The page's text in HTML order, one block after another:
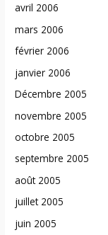
avril 2006
mars 2006
février 2006
janvier 2006
Décembre 2005
novembre 2005
octobre 2005
septembre 2005
août 2005
juillet 2005
juin 2005